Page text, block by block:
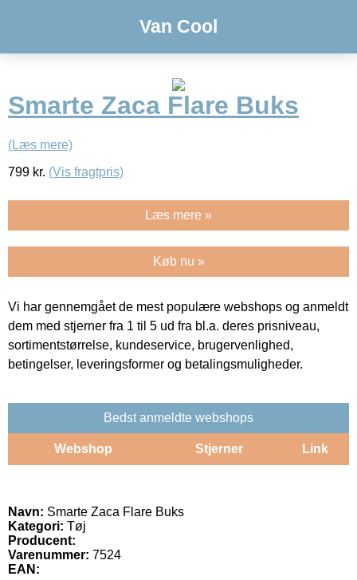
Van Cool
Smarte Zaca Flare Buks
(Læs mere)
799 kr. (Vis fragtpris)
Læs mere »
Køb nu »
Vi har gennemgået de mest populære webshops og anmeldt
dem med stjerner fra 1 til 5 ud fra bl.a. deres prisniveau,
sortimentstørrelse, kundeservice, brugervenlighed,
betingelser, leveringsformer og betalingsmuligheder.
Bedst anmeldte webshops
Webshop Stjerner Link
Navn: Smarte Zaca Flare Buks
Kategori: Tøj
Producent:
Varenummer: 7524
EAN: